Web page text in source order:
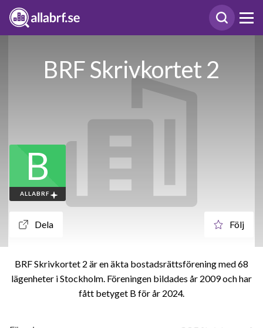
BRF Skrivkortet 2
B
ALLABRF
Dela Följ
BRF Skrivkortet 2 är en äkta bostadsrättsförening med 68
lägenheter i Stockholm. Föreningen bildades år 2009 och har
fått betyget B för år 2024